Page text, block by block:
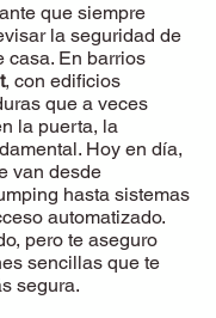
que siempre
la seguridad de
casa. En barrios
, con edificios
que a veces
la puerta, la
Hoy en día,
van desde
hasta sistemas
automatizado.
pero te aseguro
sencillas que te
segura.